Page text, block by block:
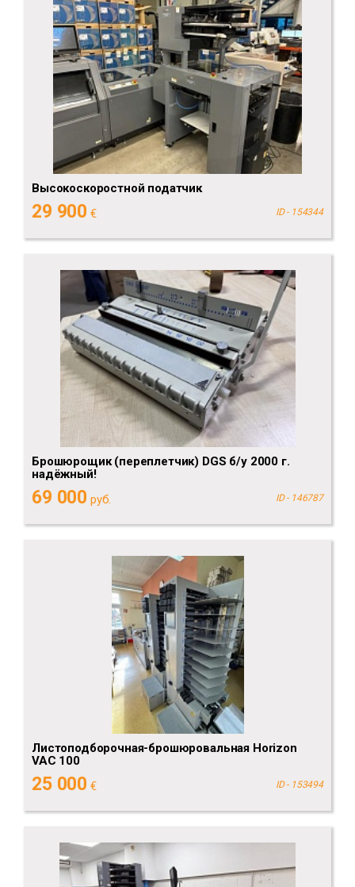
Высокоскоростной податчик
29 900 € ID - 154344
Брошюрощик (переплетчик) DGS б/у 2000 г.
надёжный!
69 000 руб. ID - 146787
Листоподборочная-брошюровальная Horizon
VAC 100
25 000 € ID - 153494